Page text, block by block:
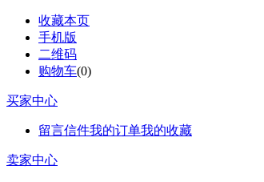
收藏本页
手机版
二维码
购物车(0)
买家中心
留言信件我的订单我的收藏
卖家中心